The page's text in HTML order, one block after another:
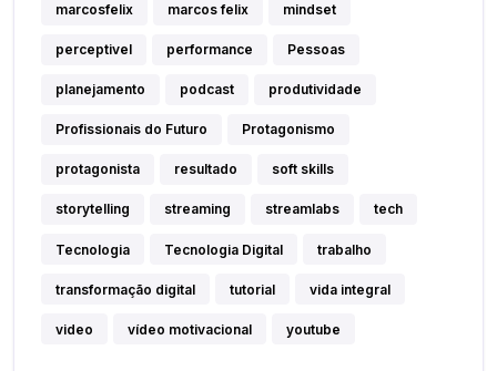
marcosfelix marcos felix mindset
perceptivel performance Pessoas
planejamento podcast produtividade
Profissionais do Futuro Protagonismo
protagonista resultado soft skills
storytelling streaming streamlabs tech
Tecnologia Tecnologia Digital trabalho
transformação digital tutorial vida integral
video vídeo motivacional youtube